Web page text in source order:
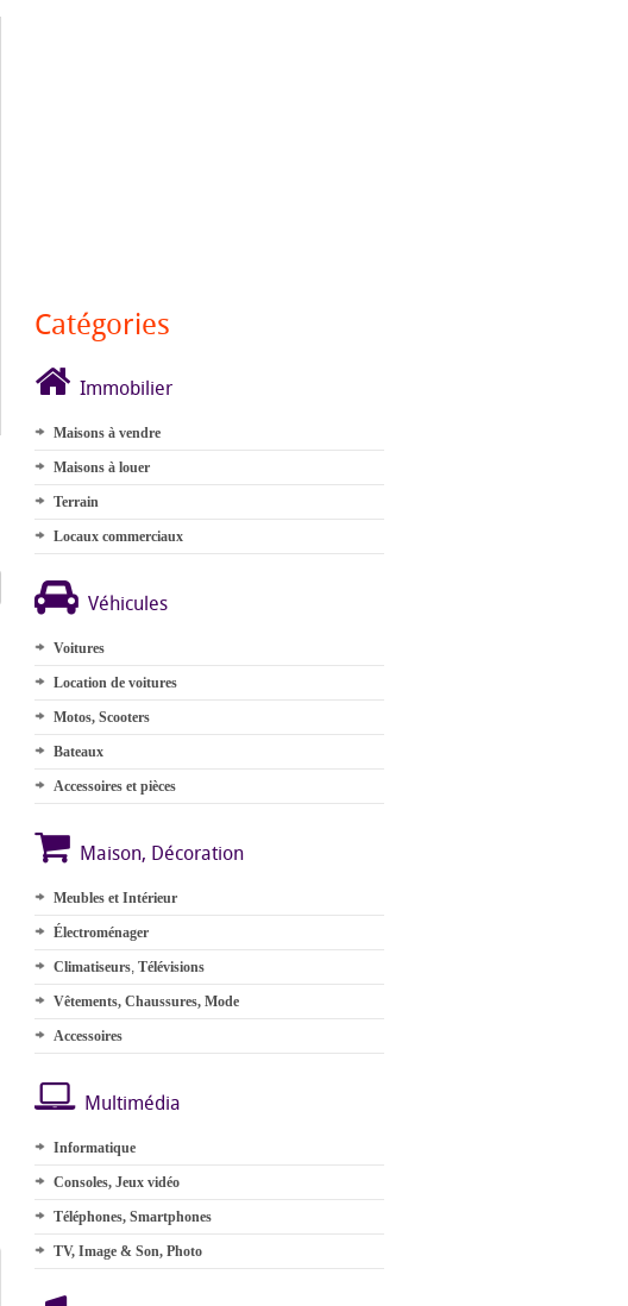
Catégories
Immobilier
Maisons à vendre
Maisons à louer
Terrain
Locaux commerciaux
Véhicules
Voitures
Location de voitures
Motos, Scooters
Bateaux
Accessoires et pièces
Maison, Décoration
Meubles et Intérieur
Électroménager
Climatiseurs, Télévisions
Vêtements, Chaussures, Mode
Accessoires
Multimédia
Informatique
Consoles, Jeux vidéo
Téléphones, Smartphones
TV, Image & Son, Photo